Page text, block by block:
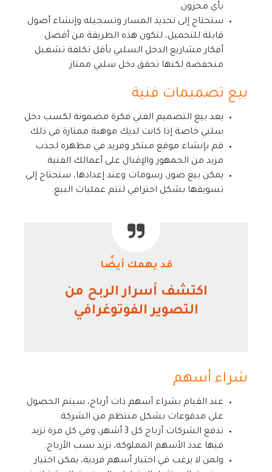
بأي مخزون.
ستحتاج إلى تحديد المسار وتسجيله وإنشاء أصول
قابلة للتحميل، لتكون هذه الطريقة من أفضل
أفكار مشاريع الدخل السلبي بأقل تكلفة تشغيل
منخفضة لكنها تحقق دخل سلبي ممتاز.
بيع تصميمات فنية
يعد بيع التصميم الفني فكرة مضمونة لكسب دخل
سلبي خاصة إذا كانت لديك موهبة ممتازة في ذلك.
قم بإنشاء موقع مبتكر وفريد في مظهره لجذب
مزيد من الجمهور والإقبال على أعمالك الفنية.
يمكن بيع صور، رسومات وعند إعدادها، ستحتاج إلى
تسويقها بشكل احترافي لتتم عمليات البيع.
قد يهمك أيضًا
اكتشف أسرار الربح من
التصوير الفوتوغرافي
شراء أسهم
عند القيام بشراء أسهم ذات أرباح، سيتم الحصول
على مدفوعات بشكل منتظم من الشركة.
تدفع الشركات أرباح كل 3 أشهر، وفي كل مرة تزيد
فيها عدد الأسهم المملوكة، تزيد نسب الأرباح.
ولمن لا يرغب في اختيار أسهم فردية، يمكن اختيار